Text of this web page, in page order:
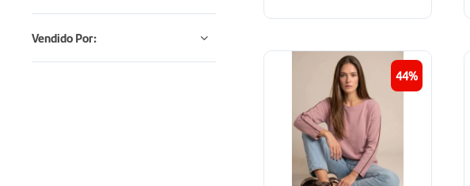
44
Vendido Por: